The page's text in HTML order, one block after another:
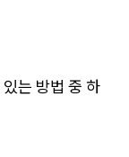
는 방법 중 하